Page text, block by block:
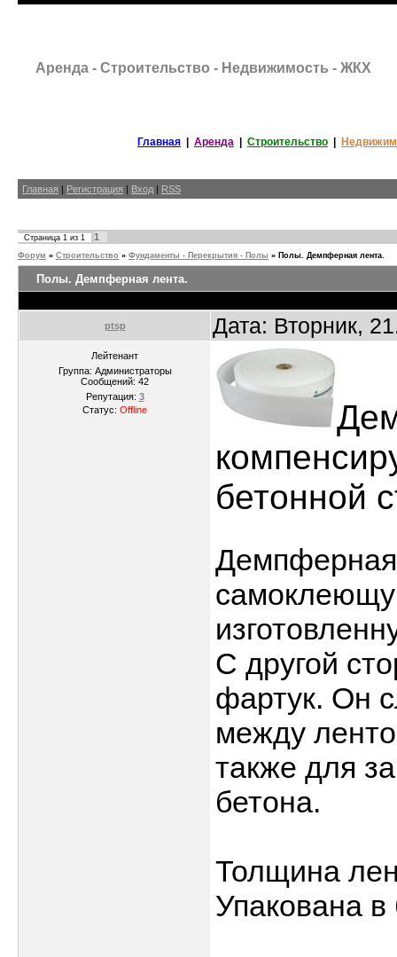
Аренда - Строительство - Недвижимость - ЖКХ
Главная Аренда Строительство
Главная Регистрация Вход RSS
Страница 1 из 1 1
Форум » Строительство » Фундаменты - Перекрытия - Полы » Полы. Демпферная лента.
Полы. Демпферная лента.
ptsp Дата: Вторник,
Лейтенант
Группа: Администраторы
Сообщений: 42
Репутация: 3
Статус: Offline
бетонной
Демпферная
C другой
фартук. Он
между
также для
бетона.
Толщина
Упакована